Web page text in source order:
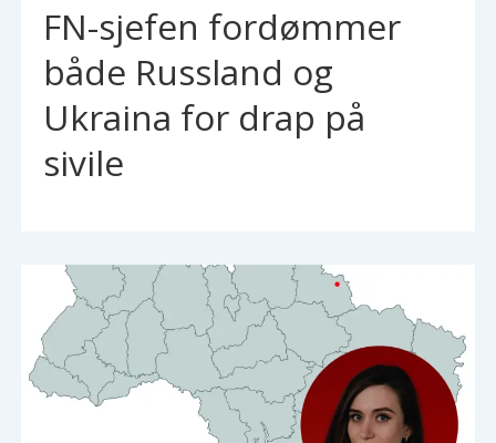
FN-sjefen fordømmer
både Russland og
Ukraina for drap på
sivile